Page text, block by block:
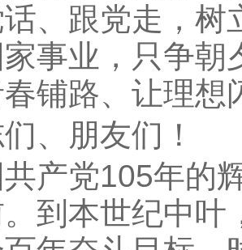
、跟党走，树
家事业，只争
铺路、让理想
朋友们！
党105年的辉
。到本世纪中